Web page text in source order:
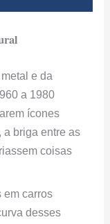
e da
a 1980
ícones
a briga entre as
coisas
em carros
desses